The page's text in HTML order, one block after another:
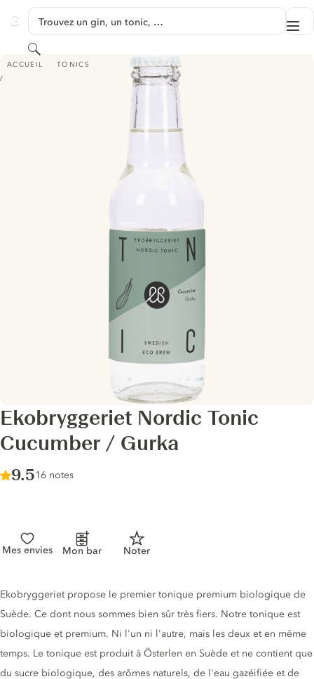
GINVENTORY
Trouvez un gin, un tonic, …
Rechercher
ACCUEIL TONICS
EKOBRYGGERIET NORDIC TONIC CUCUMBER / GURKA
Ekobryggeriet Nordic Tonic
Cucumber / Gurka
Score :
9.5/ 10
16 notes
Mes envies Mon bar Noter
Description du tonic
Ekobryggeriet propose le premier tonique premium biologique de
Suède. Ce dont nous sommes bien sûr très fiers. Notre tonique est
biologique et premium. Ni l'un ni l'autre, mais les deux et en même
temps. Le tonique est produit à Österlen en Suède et ne contient que
du sucre biologique, des arômes naturels, de l'eau gazéifiée et de